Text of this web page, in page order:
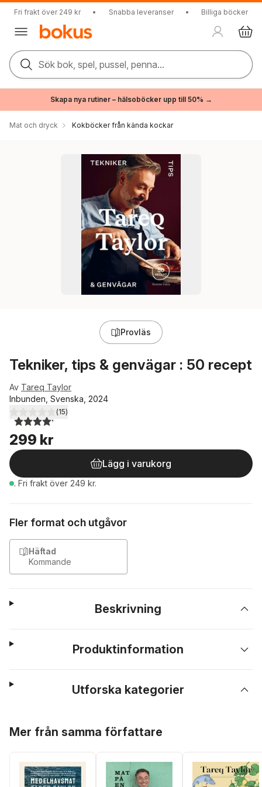
Fri frakt över 249 kr • Snabba leveranser • Billiga böcker
Sök bok, spel, pussel, penna...
Skapa nya rutiner – hälsoböcker upp till 50% →
Mat och dryck Kokböcker från kända kockar
Provläs
Tekniker, tips & genvägar : 50 recept
Av Tareq Taylor
Inbunden, Svenska, 2024
4,2utav 5 stjärnor. Totalt antal röster:
(15)
299 kr
Lägg i varukorg
. Fri frakt över 249 kr.
Fler format och utgåvor
Häftad
Kommande
Beskrivning
Produktinformation
Utforska kategorier
Mer från samma författare